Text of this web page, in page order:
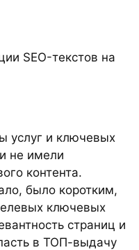
SEO-текстов на
услуг и ключевых
не имели
контента.
было коротким,
ключевых
страниц и
в ТОП-выдачу